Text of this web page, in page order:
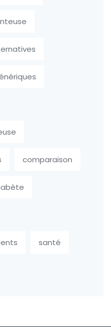
comparaison
santé